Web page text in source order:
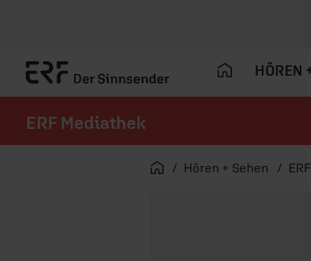
HÖREN
ERF Mediathek
Startseite
Hören + Sehen